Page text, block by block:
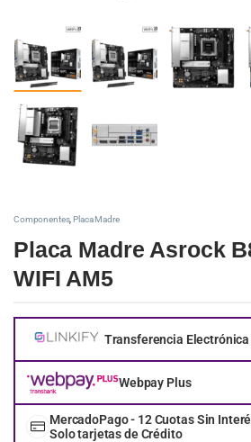
Componentes,Placa Madre
Placa Madre Asrock
WIFI AM5
Transferencia Electrónica
Webpay Plus
MercadoPago - 12 Cuotas Sin
Solo tarjetas de Crédito